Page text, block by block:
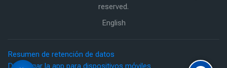
reserved.
English
Resumen de retención de datos
Descargar la app para dispositivos móviles